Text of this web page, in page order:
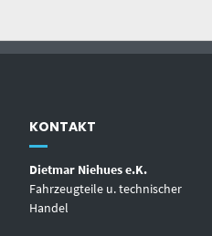
KONTAKT
Dietmar Niehues e.K.
Fahrzeugteile u. technischer
Handel